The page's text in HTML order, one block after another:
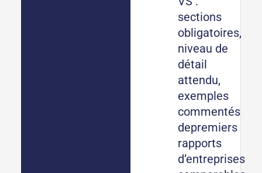
sections
obligatoires,
niveau de
détail
attendu,
exemples
commentés
depremiers
rapports
d’entreprises